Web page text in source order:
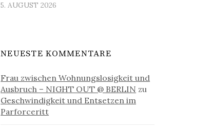
5. AUGUST 2026
NEUESTE KOMMENTARE
Frau zwischen Wohnungslosigkeit und
Ausbruch – NIGHT OUT @ BERLIN zu
Geschwindigkeit und Entsetzen im
Parforceritt